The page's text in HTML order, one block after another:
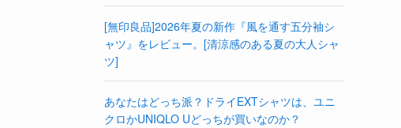
[無印良品]2026年夏の新作『風を通す五分袖シ
ャツ』をレビュー。[清涼感のある夏の大人シャ
ツ]
あなたはどっち派？ドライEXTシャツは、ユニ
クロかUNIQLO Uどっちが買いなのか？